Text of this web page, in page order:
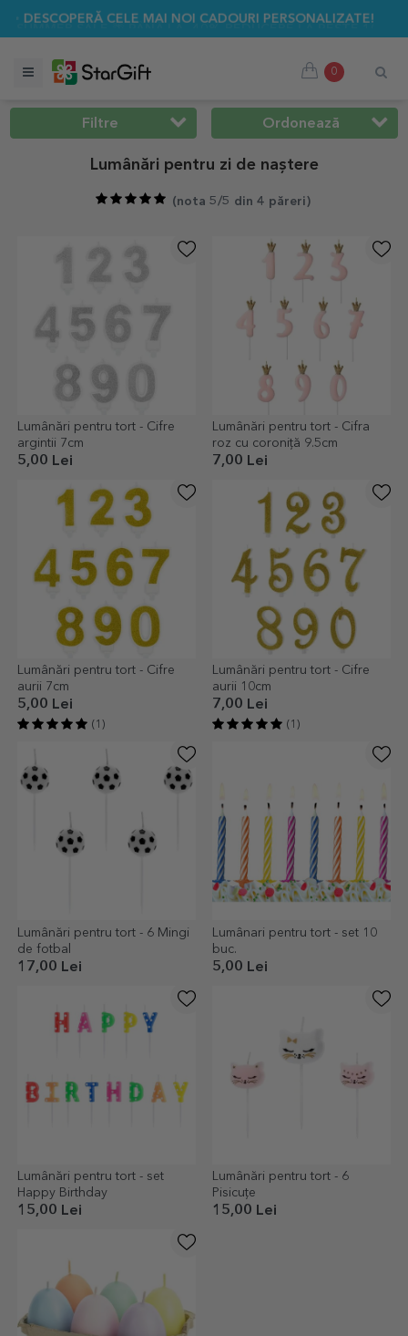
PÂNĂ LA -40% REDUCERE LA PESTE 100 DE CADOURI
0
Filtre Ordonează
Lumânări pentru zi de naștere
(nota 5/5 din 4 păreri )
Lumânări pentru tort - Cifre
argintii 7cm
5,00 Lei
Lumânări pentru tort - Cifra
roz cu coroniță 9.5cm
7,00 Lei
Lumânări pentru tort - Cifre
aurii 7cm
5,00 Lei
(1)
Lumânări pentru tort - Cifre
aurii 10cm
7,00 Lei
(1)
Lumânări pentru tort - 6 Mingi
de fotbal
17,00 Lei
Lumânari pentru tort - set 10
buc.
5,00 Lei
Lumânări pentru tort - set
Happy Birthday
15,00 Lei
Lumânări pentru tort - 6
Pisicuțe
15,00 Lei